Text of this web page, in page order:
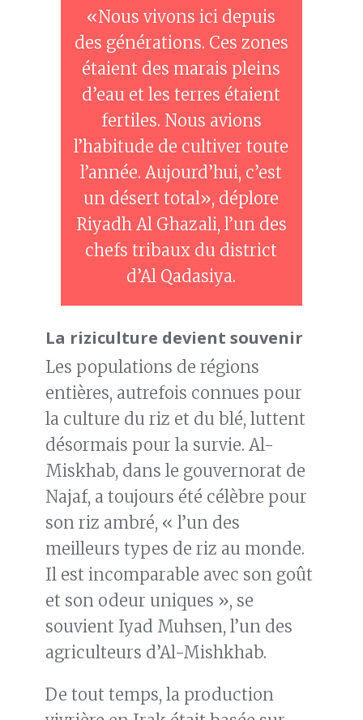
«Nous vivons ici depuis
des générations. Ces zones
étaient des marais pleins
d’eau et les terres étaient
fertiles. Nous avions
l’habitude de cultiver toute
l’année. Aujourd’hui, c’est
un désert total», déplore
Riyadh Al Ghazali, l’un des
chefs tribaux du district
d’Al Qadasiya.
La riziculture devient souvenir
Les populations de régions
entières, autrefois connues pour
la culture du riz et du blé, luttent
désormais pour la survie. Al-
Miskhab, dans le gouvernorat de
Najaf, a toujours été célèbre pour
son riz ambré, « l’un des
meilleurs types de riz au monde.
Il est incomparable avec son goût
et son odeur uniques », se
souvient Iyad Muhsen, l’un des
agriculteurs d’Al-Mishkhab.
De tout temps, la production